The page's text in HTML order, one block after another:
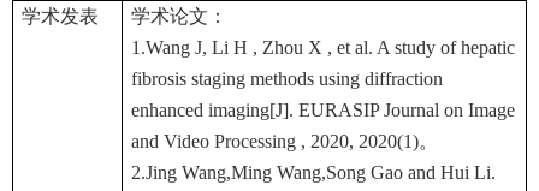
学术发表
学术论文：
1.Wang J, Li H , Zhou X , et al. A study of hepatic
fibrosis staging methods using diffraction
enhanced imaging[J]. EURASIP Journal on Image
and Video Processing , 2020, 2020(1)。
2.Jing Wang,Ming Wang,Song Gao and Hui Li.